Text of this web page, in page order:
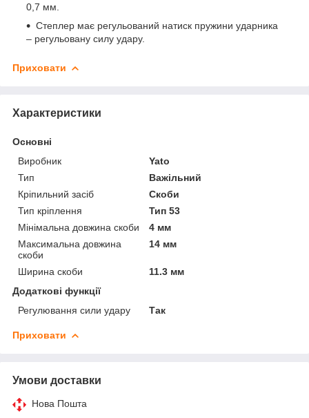
0,7 мм.
Степлер має регульований натиск пружини ударника
– регульовану силу удару.
Приховати
Характеристики
Основні
Виробник
Yato
Тип
Важільний
Кріпильний засіб
Скоби
Тип кріплення
Тип 53
Мінімальна довжина скоби
4 мм
Максимальна довжина
скоби
14 мм
Ширина скоби
11.3 мм
Додаткові функції
Регулювання сили удару
Так
Приховати
Умови доставки
Нова Пошта